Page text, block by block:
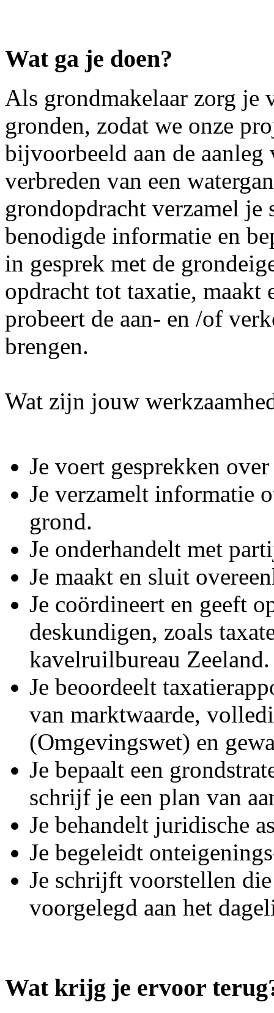
Wat ga je doen?
Als grondmakelaar zorg je
gronden, zodat we onze
bijvoorbeeld aan de
verbreden van een
grondopdracht verzamel je
benodigde informatie en
in gesprek met de
opdracht tot taxatie, maakt
probeert de aan- en /of
brengen.
Wat zijn jouw
Je voert gesprekken
Je verzamelt informatie
grond.
Je onderhandelt met
Je maakt en sluit
Je coördineert en geeft
deskundigen, zoals
kavelruilbureau Zeeland.
Je beoordeelt
van marktwaarde,
(Omgevingswet) en
Je bepaalt een
schrijf je een plan van
Je behandelt juridische
Je begeleidt
Je schrijft voorstellen
voorgelegd aan het
Wat krijg je ervoor